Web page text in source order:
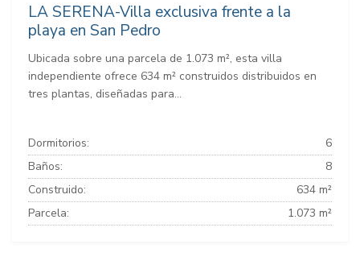
LA SERENA-Villa exclusiva frente a la
playa en San Pedro
Ubicada sobre una parcela de 1.073 m², esta villa
independiente ofrece 634 m² construidos distribuidos en
tres plantas, diseñadas para...
Dormitorios:
6
Baños:
8
Construido:
634 m²
Parcela:
1.073 m²